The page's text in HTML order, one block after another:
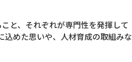
と、それぞれが専門性を発揮して
めた思いや、人材育成の取組みな